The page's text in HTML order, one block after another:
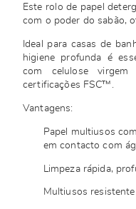
Este rolo de papel
com o poder do sabão,
Ideal para casas de
higiene profunda é
com celulose
certificações FSC™.
Vantagens:
Papel multiusos
em contacto com
Limpeza rápida,
Multiusos